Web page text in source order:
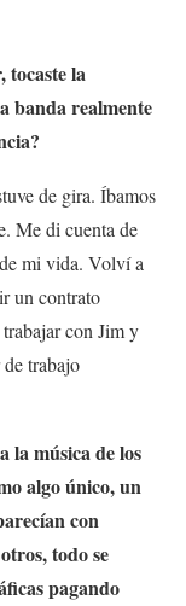
la
banda realmente
de gira. Íbamos
Me di cuenta de
mi vida. Volví a
un contrato
con Jim y
trabajo
la música de los
algo único, un
con
todo se
pagando